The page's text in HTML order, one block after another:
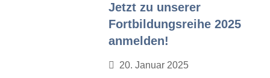
Jetzt zu unserer
Fortbildungsreihe 2025
anmelden!
20. Jan­u­ar 2025